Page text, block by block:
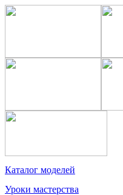
Каталог моделей
Уроки мастерства